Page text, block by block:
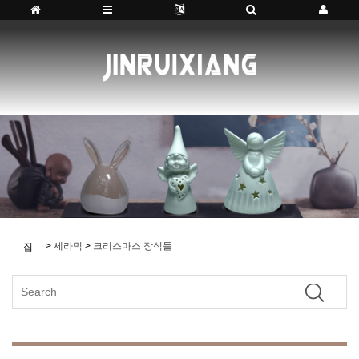
집 > 세라믹 > 크리스마스 장식들